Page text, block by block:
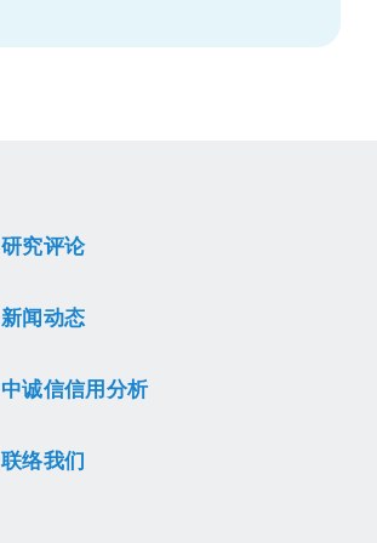
研究评论
新闻动态
中诚信信用分析
联络我们